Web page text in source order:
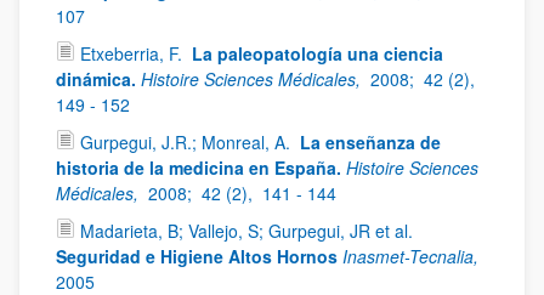
107
Etxeberria, F. La paleopatología una ciencia
dinámica. Histoire Sciences Médicales, 2008; 42 (2),
149 - 152
Gurpegui, J.R.; Monreal, A. La enseñanza de
historia de la medicina en España. Histoire Sciences
Médicales, 2008; 42 (2), 141 - 144
Madarieta, B; Vallejo, S; Gurpegui, JR et al.
Seguridad e Higiene Altos Hornos Inasmet-Tecnalia,
2005